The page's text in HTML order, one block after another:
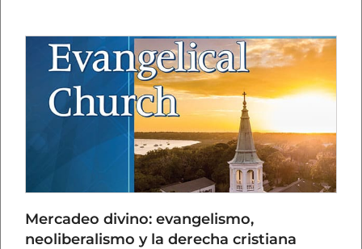
Mercadeo divino: evangelismo,
neoliberalismo y la derecha cristiana